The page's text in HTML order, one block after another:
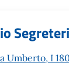
Umberto, I